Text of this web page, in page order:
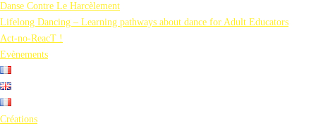
Danse Contre Le Harcèlement
Lifelong Dancing – Learning pathways about dance for Adult Educators
Act-no-ReacT !
Evènements
Créations